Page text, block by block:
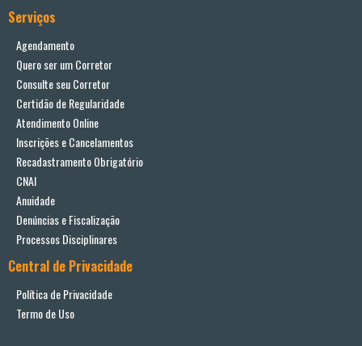
Serviços
Agendamento
Quero ser um Corretor
Consulte seu Corretor
Certidão de Regularidade
Atendimento Online
Inscrições e Cancelamentos
Recadastramento Obrigatório
CNAI
Anuidade
Denúncias e Fiscalização
Processos Disciplinares
Central de Privacidade
Política de Privacidade
Termo de Uso